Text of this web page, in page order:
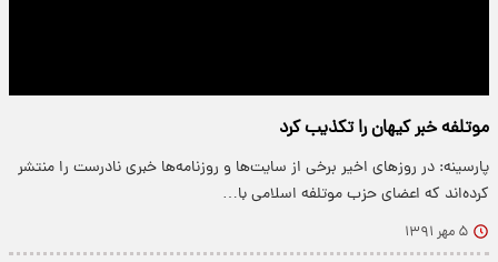
موتلفه خبر كيهان را تكذيب كرد
پارسینه: در روزهای اخیر برخی از سایت‌ها و روزنامه‌ها خبری نادرست را منتشر
کرده‌اند که اعضای حزب موتلفه اسلامی با…
۵ مهر ۱۳۹۱